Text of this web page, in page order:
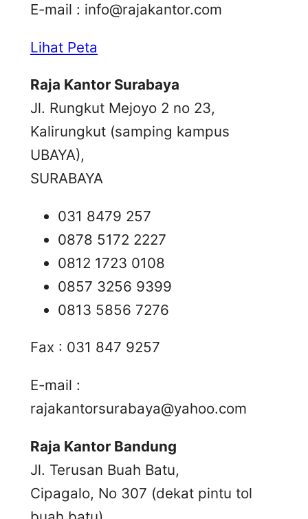
E-mail : info@rajakantor.com
Lihat Peta
Raja Kantor Surabaya
Jl. Rungkut Mejoyo 2 no 23,
Kalirungkut (samping kampus
UBAYA),
SURABAYA
031 8479 257
0878 5172 2227
0812 1723 0108
0857 3256 9399
0813 5856 7276
Fax : 031 847 9257
E-mail :
rajakantorsurabaya@yahoo.com
Raja Kantor Bandung
Jl. Terusan Buah Batu,
Cipagalo, No 307 (dekat pintu tol